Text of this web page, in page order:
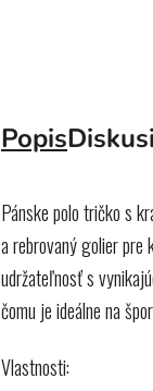
Popis
Pánske polo tričko s
a rebrovaný golier pre
udržateľnosť s
čomu je ideálne na
Vlastnosti: